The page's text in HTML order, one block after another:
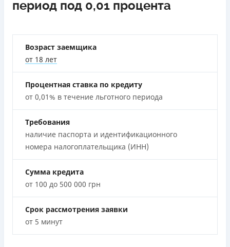
Лицензия переоформлена 27.03.2024 г.
использовании промокода;
минут;
Выдача средств происходит круглосуточно по всей
Верификация BankID.
Недостатки
Нет программы лояльности для постоянных клиентов
Нет кредита для юрлиц (ФОП)
Нет круглосуточной поддержки по телефону, в Viber,
Telegram, Facebook
Оплата на расчетный счёт
Через терминалы Приватбанка
Через терминалы самообслуживания
период под 0,01 процента
Возраст заемщика
от 18 лет
Процентная ставка по кредиту
от 0,01% в течение льготного периода
Требования
наличие паспорта и идентификационного
номера налогоплательщика (ИНН)
Сумма кредита
от 100 до 500 000 грн
Срок рассмотрения заявки
от 5 минут